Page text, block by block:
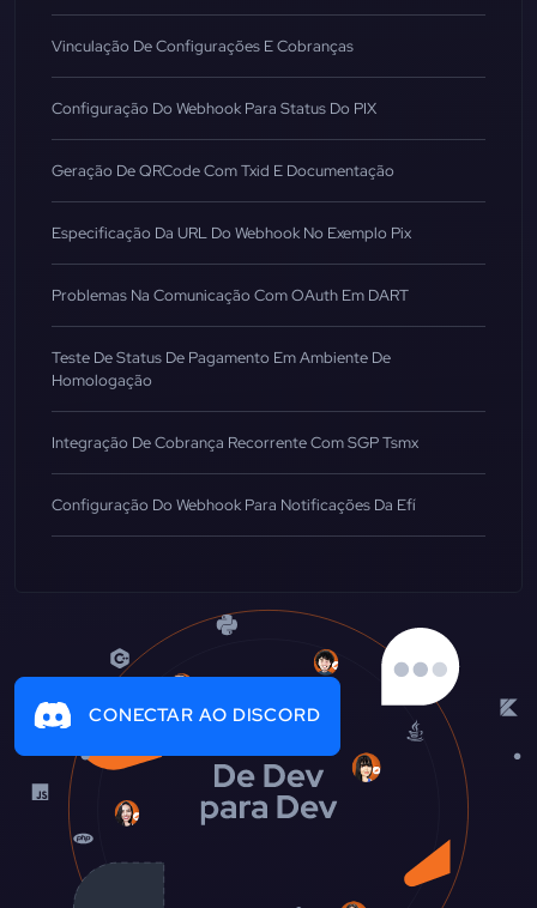
Vinculação De Configurações E Cobranças
Configuração Do Webhook Para Status Do PIX
Geração De QRCode Com Txid E Documentação
Especificação Da URL Do Webhook No Exemplo Pix
Problemas Na Comunicação Com OAuth Em DART
Teste De Status De Pagamento Em Ambiente De
Homologação
Integração De Cobrança Recorrente Com SGP Tsmx
Configuração Do Webhook Para Notificações Da Efí
CONECTAR AO DISCORD